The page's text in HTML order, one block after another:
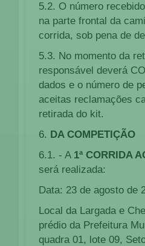
5.2. O número
na parte frontal da
corrida, sob pena de
5.3. No momento da
responsável deverá
dados e o número de
aceitas reclamações
retirada do kit.
6. DA COMPETIÇÃO
6.1. - A 1ª CORRIDA
será realizada:
Data: 23 de agosto de
Local da Largada e
prédio da Prefeitura
quadra 01, lote 09,